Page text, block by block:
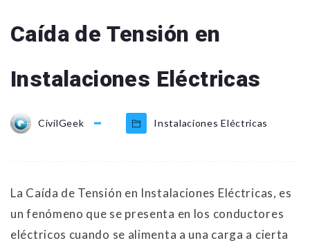
Caída de Tensión en
Instalaciones Eléctricas
CivilGeek Instalaciones Eléctricas
La Caída de Tensión en Instalaciones Eléctricas, es
un fenómeno que se presenta en los conductores
eléctricos cuando se alimenta a una carga a cierta